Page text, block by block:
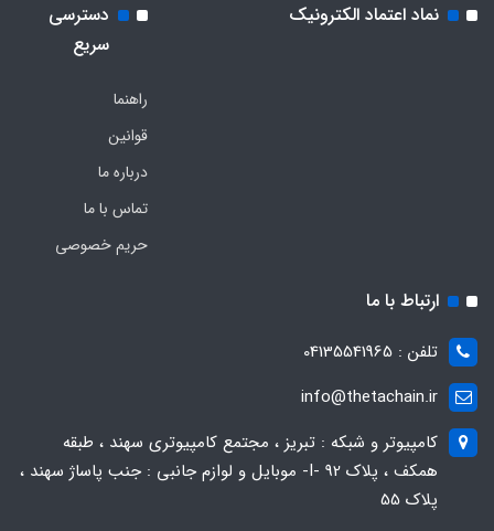
نماد اعتماد الکترونیک
دسترسی
سریع
راهنما
قوانین
درباره ما
تماس با ما
حریم خصوصی
ارتباط با ما
تلفن : 04135541965
info@thetachain.ir
کامپیوتر و شبکه : تبریز ، مجتمع کامپیوتری سهند ، طبقه
همکف ، پلاک 92 -I- موبایل و لوازم جانبی : جنب پاساژ سهند ،
پلاک 55